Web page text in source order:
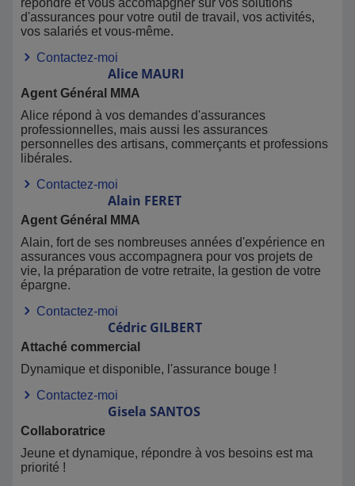
répondre et vous accomapgner sur vos solutions
d'assurances pour votre outil de travail, vos activités,
vos salariés et vous-même.
Contactez-moi
Alice MAURI
Agent Général MMA
Alice répond à vos demandes d'assurances
professionnelles, mais aussi les assurances
personnelles des artisans, commerçants et professions
libérales.
Contactez-moi
Alain FERET
Agent Général MMA
Alain, fort de ses nombreuses années d'expérience en
assurances vous accompagnera pour vos projets de
vie, la préparation de votre retraite, la gestion de votre
épargne.
Contactez-moi
Cédric GILBERT
Attaché commercial
Dynamique et disponible, l'assurance bouge !
Contactez-moi
Gisela SANTOS
Collaboratrice
Jeune et dynamique, répondre à vos besoins est ma
priorité !